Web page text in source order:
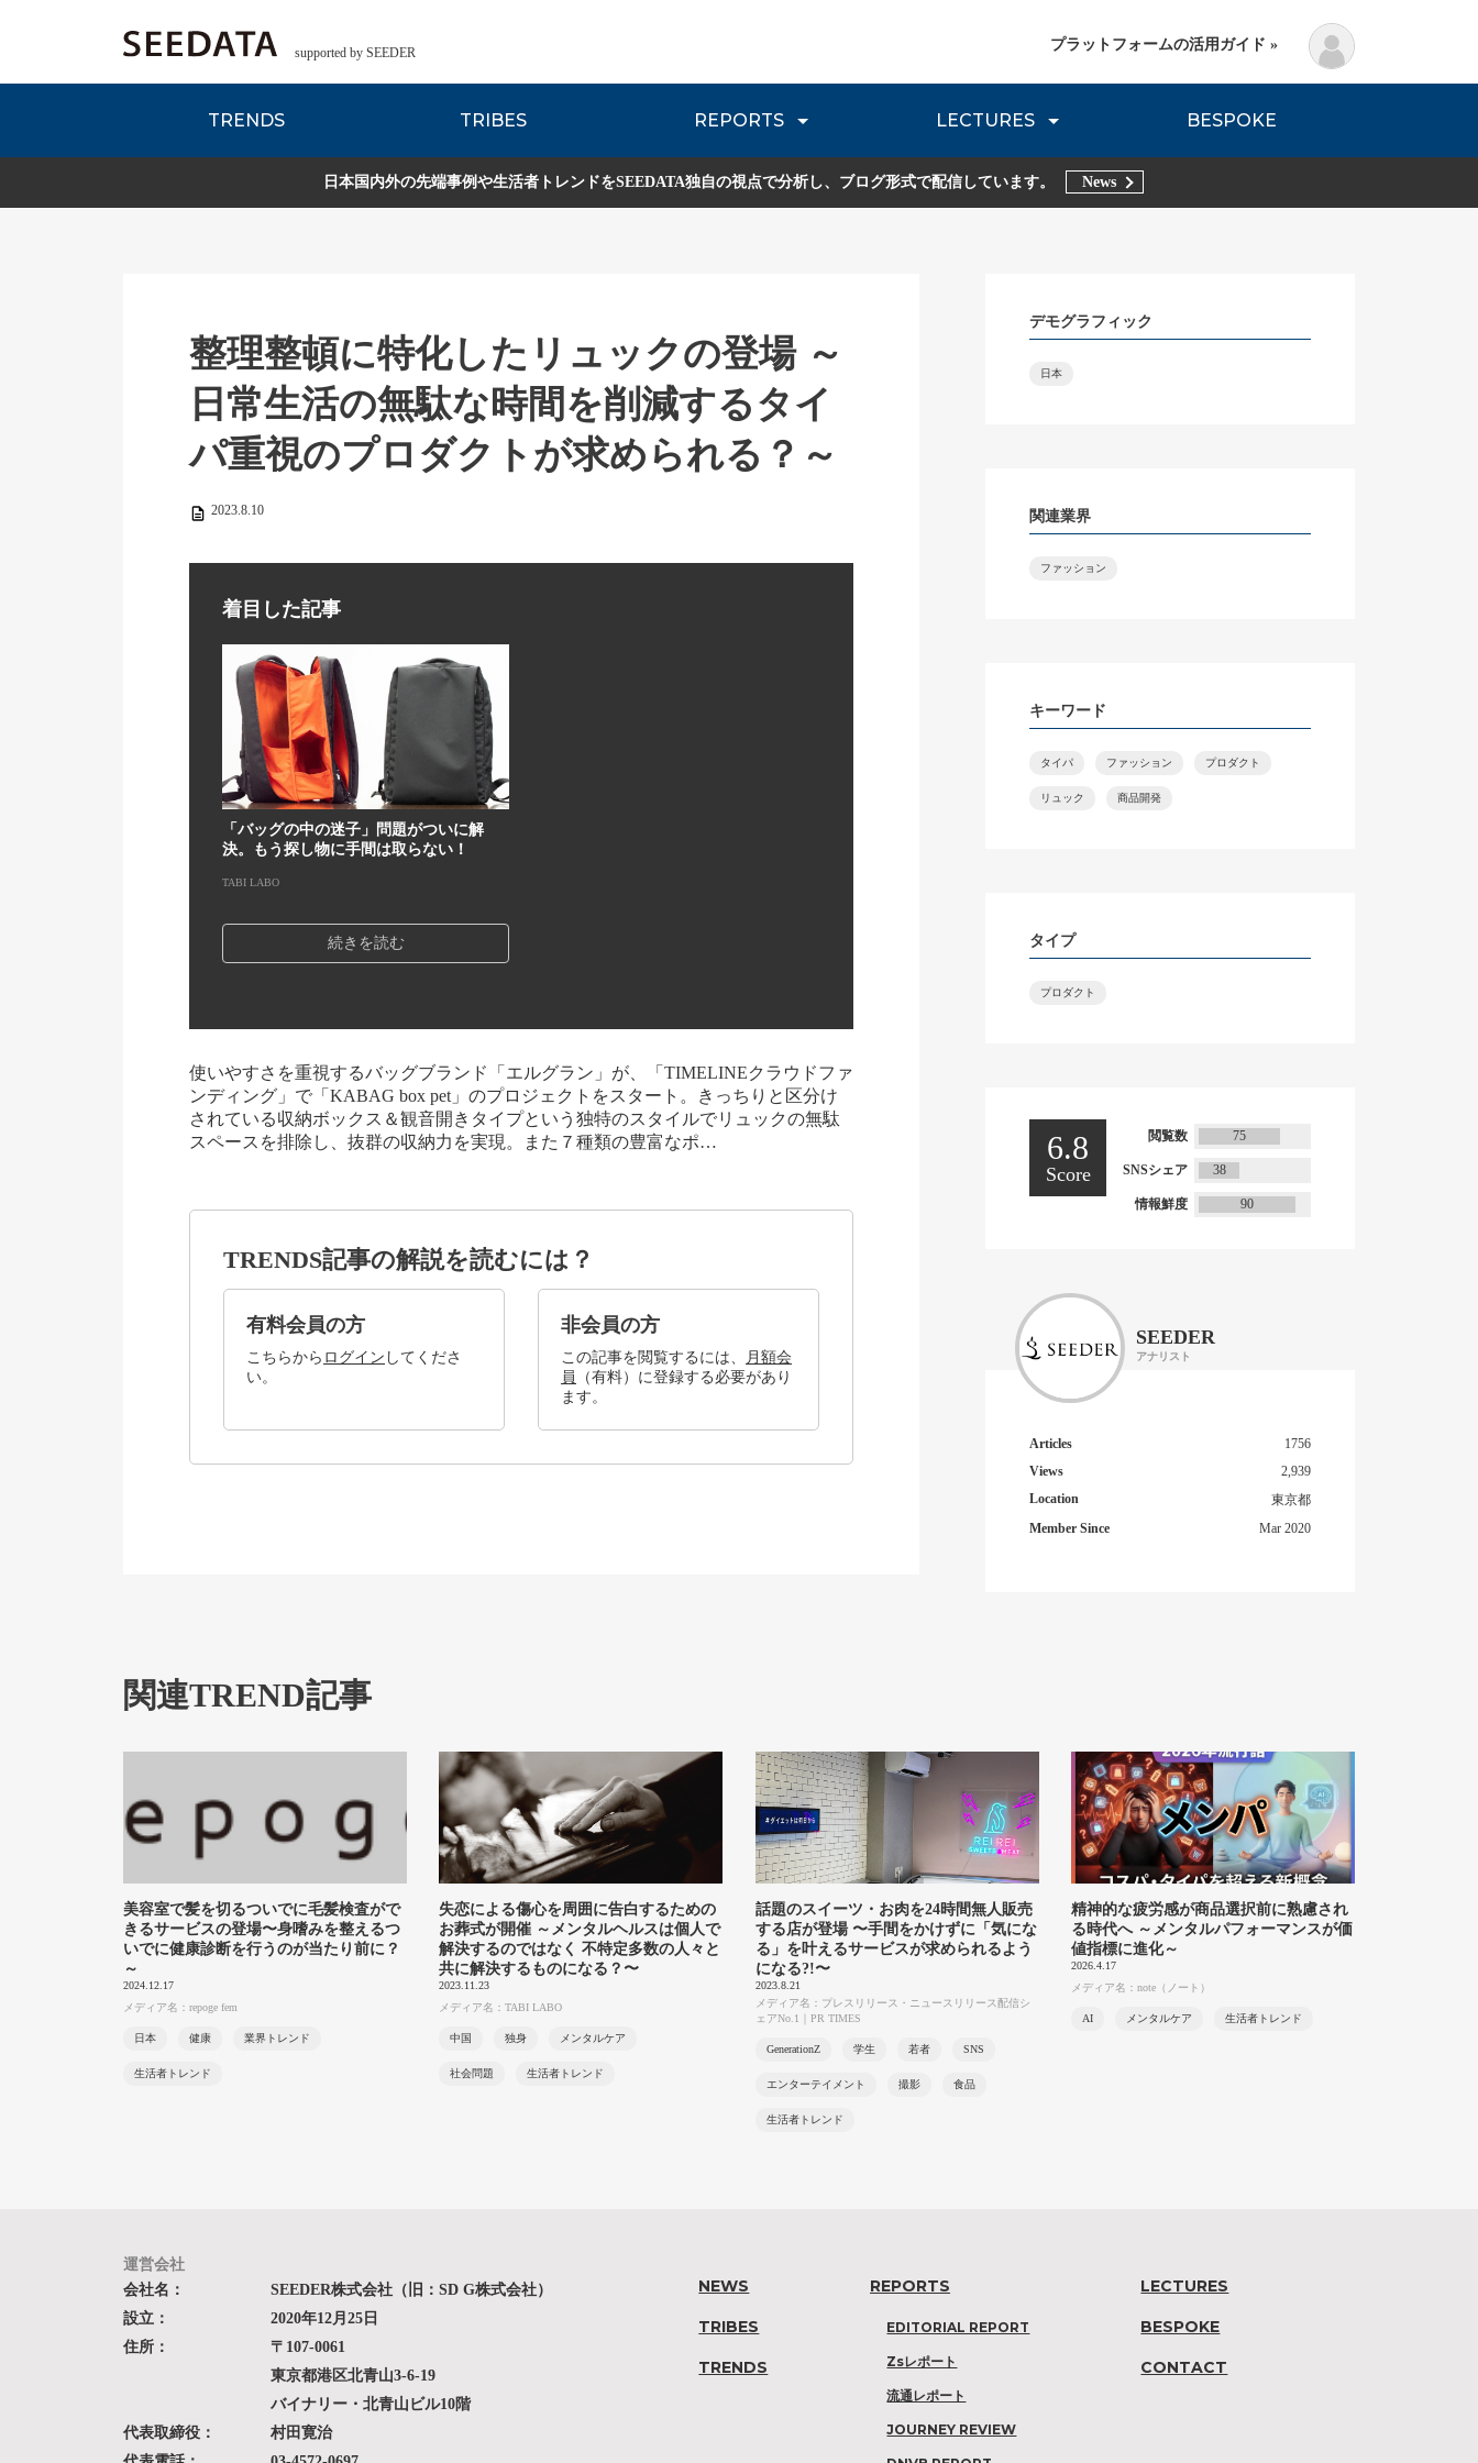
supported by SEEDER
TRENDS TRIBES REPORTS
EDITORIAL REPORT Zsレポート 流通レポート JOURNEY REVIEW DNVB REPORT TRIBE REPORTS
LECTURES
各種データのご紹介 Planning Method
BESPOKE
プラットフォームの活用ガイド »
日本国内外の先端事例や生活者トレンドをSEEDATA独自の視点で分析し、ブログ形式で配信しています。 News
整理整頓に特化したリュックの登場 ～
日常生活の無駄な時間を削減するタイ
パ重視のプロダクトが求められる？～
2023.8.10
着目した記事
「バッグの中の迷子」問題がついに解
決。もう探し物に手間は取らない！
TABI LABO
続きを読む
使いやすさを重視するバッグブランド「エルグラン」が、「TIMELINEクラウドファ
ンディング」で「KABAG box pet」のプロジェクトをスタート。きっちりと区分け
されている収納ボックス＆観音開きタイプという独特のスタイルでリュックの無駄
スペースを排除し、抜群の収納力を実現。また７種類の豊富なポ…
TRENDS記事の解説を読むには？
有料会員の方
こちらから ログイン してくださ
い。
非会員の方
この記事を閲覧するには、
月額会
員
（有料）に登録する必要があり
ます。
デモグラフィック
日本
関連業界
ファッション
キーワード
タイパ ファッション プロダクト
リュック 商品開発
タイプ
プロダクト
6.8
Score
閲覧数 75
SNSシェア 38
情報鮮度 90
SEEDER
アナリスト
Articles
1756
Views
2,939
Location
東京都
Member Since
Mar 2020
関連TREND記事
美容室で髪を切るついでに毛髪検査がで
きるサービスの登場〜身嗜みを整えるつ
いでに健康診断を行うのが当たり前に？
～
2024.12.17
メディア名：repoge fem
日本 健康 業界トレンド
生活者トレンド
失恋による傷心を周囲に告白するための
お葬式が開催 ～メンタルヘルスは個人で
解決するのではなく 不特定多数の人々と
共に解決するものになる？〜
2023.11.23
メディア名：TABI LABO
中国 独身 メンタルケア
社会問題 生活者トレンド
話題のスイーツ・お肉を24時間無人販売
する店が登場 〜手間をかけずに「気にな
る」を叶えるサービスが求められるよう
になる?!〜
2023.8.21
メディア名：プレスリリース・ニュースリリース配信シ
ェアNo.1｜PR TIMES
GenerationZ 学生 若者 SNS
エンターテイメント 撮影 食品
生活者トレンド
精神的な疲労感が商品選択前に熟慮され
る時代へ ～メンタルパフォーマンスが価
値指標に進化～
2026.4.17
メディア名：note（ノート）
AI メンタルケア 生活者トレンド
運営会社
会社名：
SEEDER株式会社（旧：SD G株式会社）
設立：
2020年12月25日
住所：
〒107-0061
東京都港区北青山3-6-19
バイナリー・北青山ビル10階
代表取締役：
村田寛治
NEWS
TRIBES
TRENDS
REPORTS
EDITORIAL REPORT
Zsレポート
流通レポート
JOURNEY REVIEW
LECTURES
BESPOKE
CONTACT